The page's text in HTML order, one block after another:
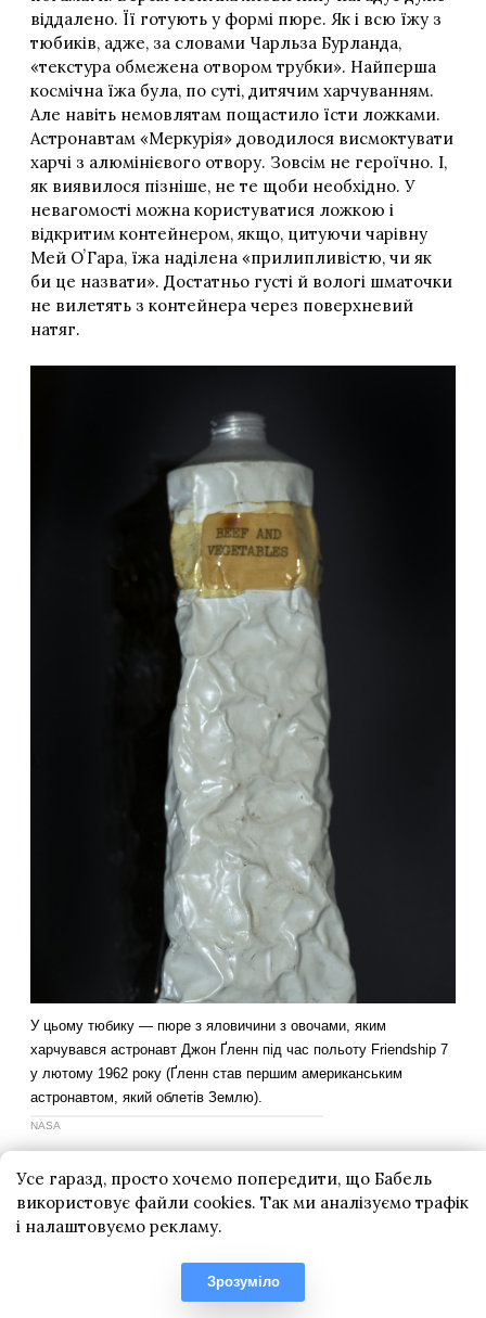
Усе гаразд, просто хочемо попередити, що Бабель
використовує файли cookies. Так ми аналізуємо трафік
і налаштовуємо рекламу.
Зрозуміло